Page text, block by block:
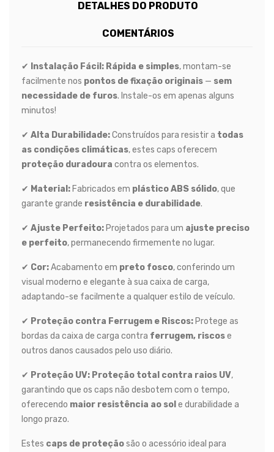
DETALHES DO PRODUTO
COMENTÁRIOS
✔ Instalação Fácil: Rápida e simples, montam-se
facilmente nos pontos de fixação originais — sem
necessidade de furos. Instale-os em apenas alguns
minutos!
✔ Alta Durabilidade:Construídos para resistir a todas
as condições climáticas, estes caps oferecem
proteção duradoura contra os elementos.
✔ Material: Fabricados em plástico ABS sólido, que
garante grande resistência e durabilidade.
✔ Ajuste Perfeito: Projetados para um ajuste preciso
e perfeito, permanecendo firmemente no lugar.
✔ Cor:Acabamento em preto fosco, conferindo um
visual moderno e elegante à sua caixa de carga,
adaptando-se facilmente a qualquer estilo de veículo.
✔ Proteção contra Ferrugem e Riscos: Protege as
bordas da caixa de carga contra ferrugem, riscose
outros danos causados pelo uso diário.
✔ Proteção UV: Proteção total contra raios UV,
garantindo que os caps não desbotem com o tempo,
oferecendo maior resistência ao sol e durabilidade a
longo prazo.
Estes caps de proteçãosão o acessório ideal para